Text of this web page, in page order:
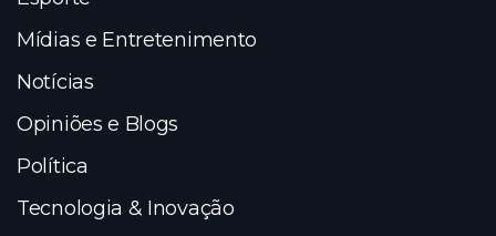
Mídias e Entretenimento
Notícias
Opiniões e Blogs
Política
Tecnologia & Inovação